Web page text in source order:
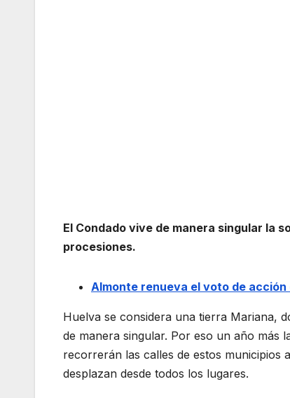
El Condado vive de manera singular la
procesiones.
Almonte renueva el voto de
Huelva se considera una tierra Mariana,
de manera singular. Por eso un año más
recorrerán las calles de estos municipios
desplazan desde todos los lugares.